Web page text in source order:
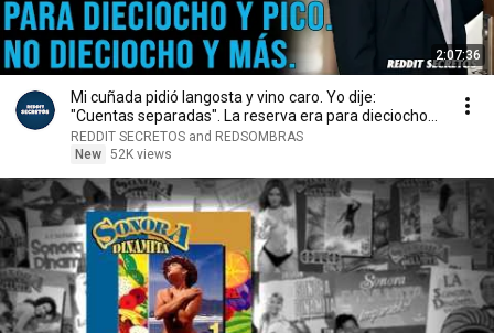
2:07:36
Mi cuñada pidió langosta y vino caro. Yo dije:
"Cuentas separadas". La reserva era para dieciocho...
REDDIT SECRETOS and REDSOMBRAS
New 52K views